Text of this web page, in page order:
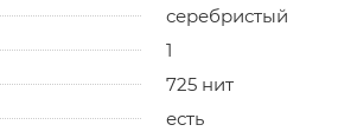
серебристый
1
725 нит
есть